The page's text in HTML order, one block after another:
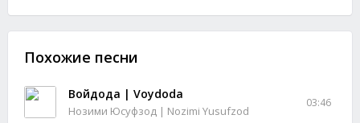
Похожие песни
Войдода | Voydoda
Нозими Юсуфзод | Nozimi Yusufzod
03:46